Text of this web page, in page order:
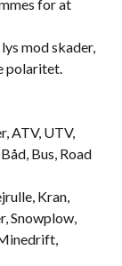
for at
mod skader,
polaritet.
ATV, UTV,
Bus, Road
Kran,
Snowplow,